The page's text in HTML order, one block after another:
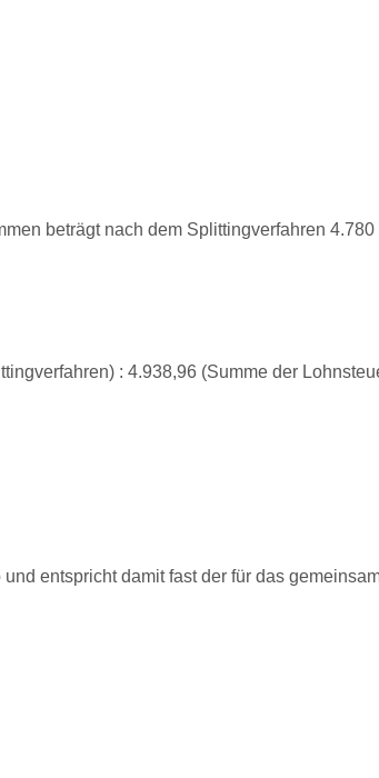
beträgt nach dem Splittingverfahren 4.780
: 4.938,96 (Summe der
entspricht damit fast der für das